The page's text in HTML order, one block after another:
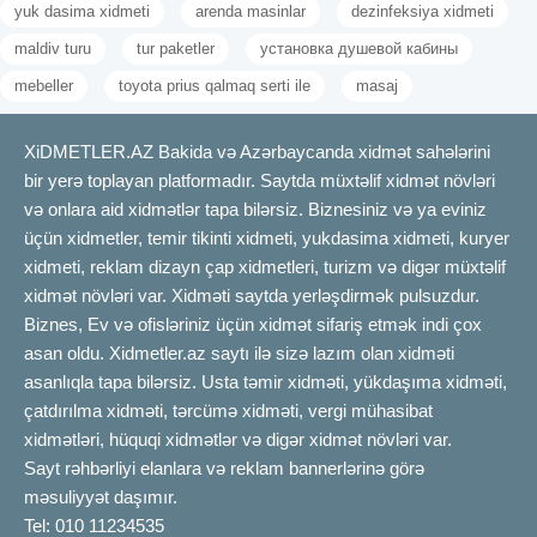
yuk dasima xidmeti arenda masinlar dezinfeksiya xidmeti
maldiv turu tur paketler установка душевой кабины
mebeller toyota prius qalmaq serti ile masaj
XiDMETLER.AZ Bakida və Azərbaycanda xidmət sahələrini
bir yerə toplayan platformadır. Saytda müxtəlif xidmət növləri
və onlara aid xidmətlər tapa bilərsiz. Biznesiniz və ya eviniz
üçün xidmetler, temir tikinti xidmeti, yukdasima xidmeti, kuryer
xidmeti, reklam dizayn çap xidmetleri, turizm və digər müxtəlif
xidmət növləri var. Xidməti saytda yerləşdirmək pulsuzdur.
Biznes, Ev və ofisləriniz üçün xidmət sifariş etmək indi çox
asan oldu. Xidmetler.az saytı ilə sizə lazım olan xidməti
asanlıqla tapa bilərsiz. Usta təmir xidməti, yükdaşıma xidməti,
çatdırılma xidməti, tərcümə xidməti, vergi mühasibat
xidmətləri, hüquqi xidmətlər və digər xidmət növləri var.
Sayt rəhbərliyi elanlara və reklam bannerlərinə görə
məsuliyyət daşımır.
Tel: 010 11234535